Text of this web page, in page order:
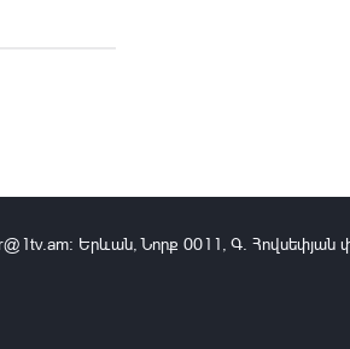
հարվածները և Սև
։ Երևան, Նորք 0011, Գ․ Հովսեփյան